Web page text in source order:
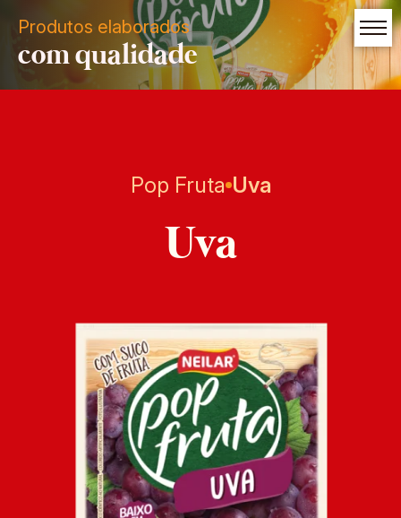
Produtos elaborados
com qualidade
Pop Fruta Uva
Uva